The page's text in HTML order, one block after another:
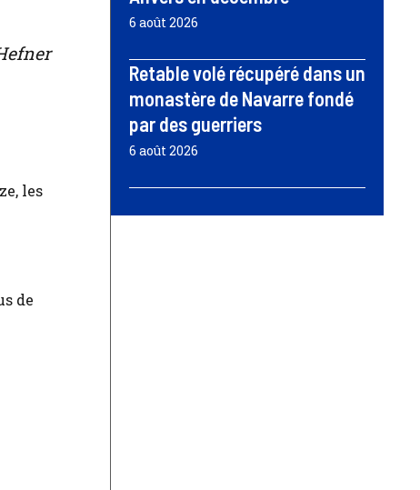
les
de
6 août 2026
Retable volé récupéré dans un
monastère de Navarre fondé
par des guerriers
6 août 2026